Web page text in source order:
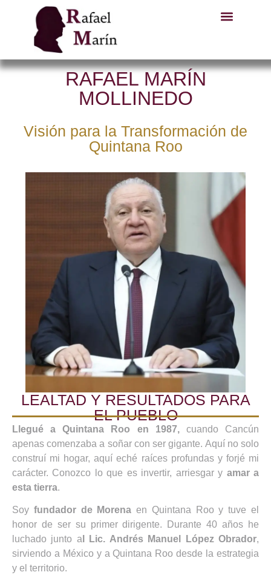
RAFAEL MARÍN
MOLLINEDO
Visión para la Transformación de
Quintana Roo
LEALTAD Y RESULTADOS PARA
EL PUEBLO
Llegué a Quintana Roo en 1987,cuando Cancún
apenas comenzaba a soñar con ser gigante. Aquí no solo
construí mi hogar, aquí eché raíces profundas y forjé mi
carácter. Conozco lo que es invertir, arriesgar y amar a
esta tierra.
Soy fundador de Morena en Quintana Roo y tuve el
honor de ser su primer dirigente. Durante 40 años he
luchado junto a l Lic. Andrés Manuel López Obrador,
sirviendo a México y a Quintana Roo desde la estrategia
y el territorio.